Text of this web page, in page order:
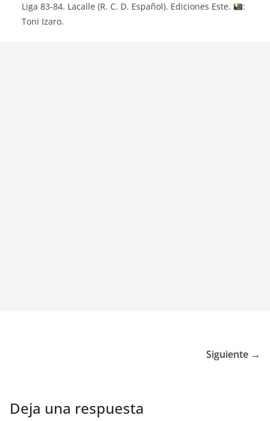
Liga 83-84. Lacalle (R. C. D. Español). Ediciones Este.
:
Toni Izaro.
Siguiente →
Deja una respuesta